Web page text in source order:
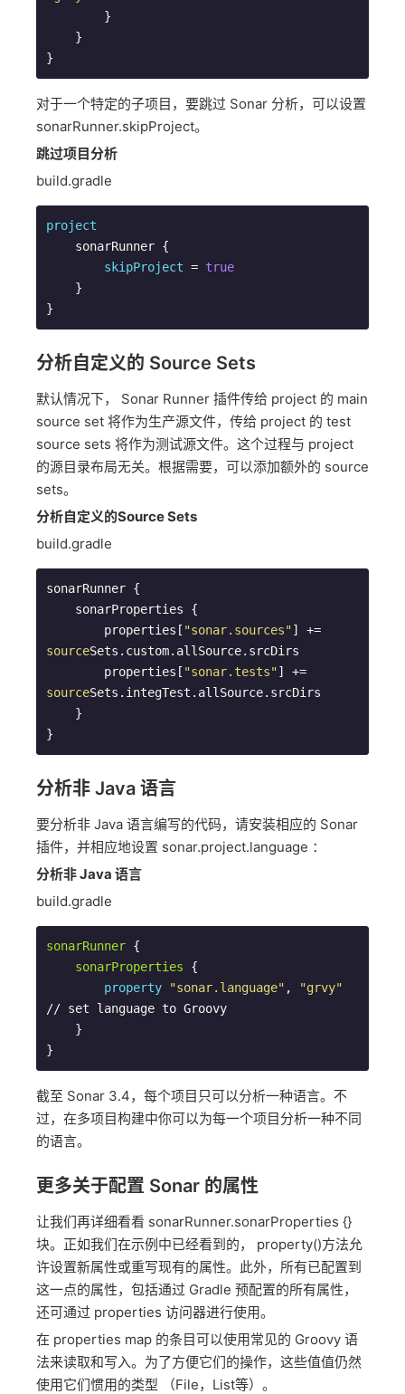
}
对于一个特定的子项目，要跳过 Sonar 分析，可以设置
sonarRunner.skipProject。
跳过项目分析
build.gradle
project
skipProject = true
}
分析自定义的 Source Sets
默认情况下， Sonar Runner 插件传给 project 的 main
source set 将作为生产源文件，传给 project 的 test
source sets 将作为测试源文件。这个过程与 project
的源目录布局无关。根据需要，可以添加额外的 source
sets。
分析自定义的Source Sets
build.gradle
sonarRunner {
        properties[
"sonar.sources"
sourceSets.custom.allSource.srcDirs
        properties[
"sonar.tests"
sourceSets.integTest.allSource.srcDirs
}
分析非 Java 语言
要分析非 Java 语言编写的代码，请安装相应的 Sonar
插件，并相应地设置 sonar.project.language ：
分析非 Java 语言
build.gradle
sonarRunner {
sonarProperties {
property
"sonar.language" ,
"grvy"
// set language to Groovy
}
截至 Sonar 3.4，每个项目只可以分析一种语言。不
过，在多项目构建中你可以为每一个项目分析一种不同
的语言。
更多关于配置 Sonar 的属性
让我们再详细看看 sonarRunner.sonarProperties {}
块。正如我们在示例中已经看到的， property()方法允
许设置新属性或重写现有的属性。此外，所有已配置到
这一点的属性，包括通过 Gradle 预配置的所有属性，
还可通过 properties 访问器进行使用。
在 properties map 的条目可以使用常见的 Groovy 语
法来读取和写入。为了方便它们的操作，这些值值仍然
使用它们惯用的类型 （File，List等）。